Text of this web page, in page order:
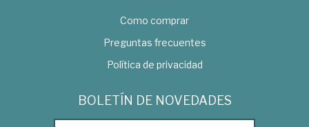
Como comprar
Preguntas frecuentes
Política de privacidad
BOLETÍN DE NOVEDADES